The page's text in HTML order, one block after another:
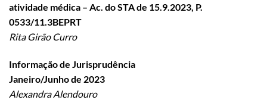
atividade médica – Ac. do STA de 15.9.2023, P.
0533/11.3BEPRT
Rita Girão Curro
Informação de Jurisprudência
Janeiro/Junho de 2023
Alexandra Alendouro